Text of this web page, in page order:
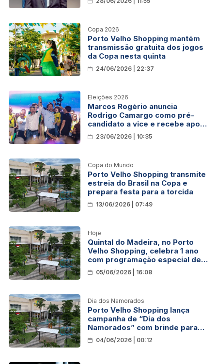
Copa 2026
Porto Velho Shopping mantém
transmissão gratuita dos jogos
da Copa nesta quinta
24/06/2026 | 22:37
Eleições 2026
Marcos Rogério anuncia
Rodrigo Camargo como pré-
candidato a vice e recebe apoio
oficial do prefeito de Porto
Velho, Léo Moraes
23/06/2026 | 10:35
Copa do Mundo
Porto Velho Shopping transmite
estreia do Brasil na Copa e
prepara festa para a torcida
13/06/2026 | 07:49
Hoje
Quintal do Madeira, no Porto
Velho Shopping, celebra 1 ano
com programação especial de
música, dança e lazer
05/06/2026 | 16:08
Dia dos Namorados
Porto Velho Shopping lança
campanha de “Dia dos
Namorados” com brinde para
clientes
04/06/2026 | 00:12